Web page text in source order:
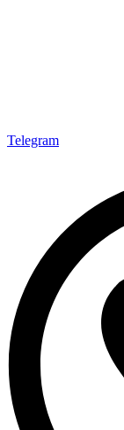
Telegram